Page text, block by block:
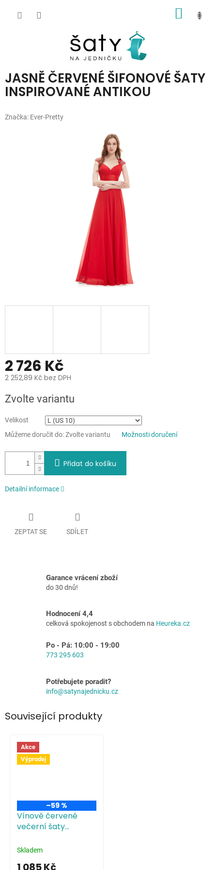
JASNĚ ČERVENÉ ŠIFONOVÉ ŠATY
INSPIROVANÉ ANTIKOU
Značka: Ever-Pretty
2 726 Kč
2 252,89 Kč bez DPH
cena:
Zvolte variantu
Velikost
Můžeme doručit do:Zvolte variantu Možnosti doručení
Přidat do košíku
Detailní informace
ZEPTAT SE SDÍLET
Garance vrácení zboží
do 30 dnů!
Hodnocení 4,4
celková spokojenost s obchodem na Heureka.cz
Po - Pá: 10:00 - 19:00
773 295 603
Potřebujete poradit?
info@satynajednicku.cz
Související produkty
Akce
Výprodej
–59 %
Vínově červené
večerní šaty
Skladem
1 085 Kč